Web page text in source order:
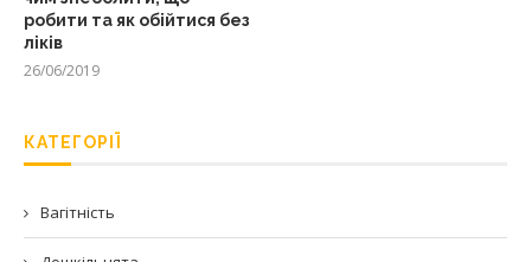
робити та як обійтися без
ліків
26/06/2019
КАТЕГОРІЇ
Вагітність